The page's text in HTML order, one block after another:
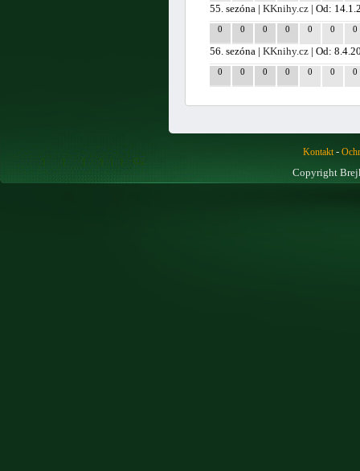
55. sezóna |KKnihy.cz | Od:
0 0 0 0 0 0 0
56. sezóna |KKnihy.cz | Od:
0 0 0 0 0 0 0
Kontakt-
Copyright